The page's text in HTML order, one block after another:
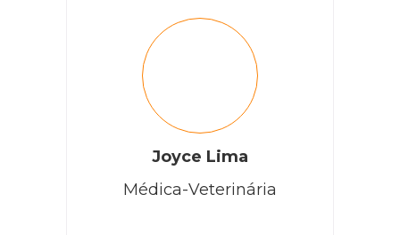
Joyce Lima
Médica-Veterinária